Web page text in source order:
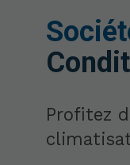
Profitez